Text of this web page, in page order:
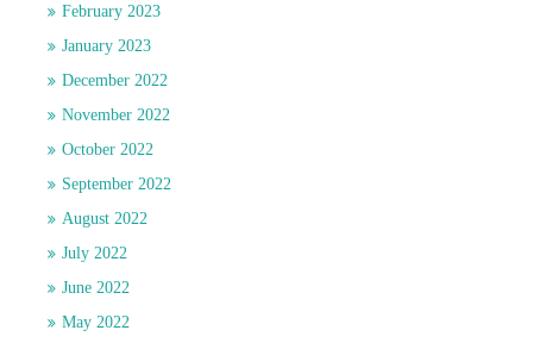
February 2023
January 2023
December 2022
November 2022
October 2022
September 2022
August 2022
July 2022
June 2022
May 2022